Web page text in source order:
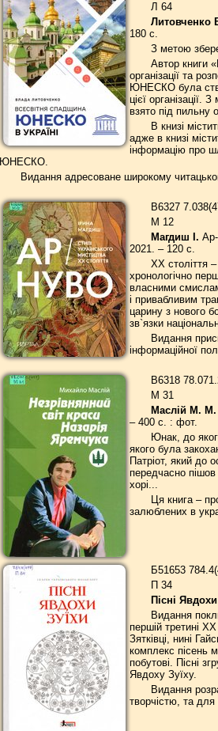
Л 64
Литовченко
180 с.
З метою
Автор книги
організації та
ЮНЕСКО була
цієї
взято під
В книзі
адже в книзі
інформацію про
ЮНЕСКО.
Видання адресоване широкому
В6327
М 12
Магдиш І.
2021. – 120 с.
ХХ століття
хронологічно
власними
і привабливим
царину з нового
зв`язки
Видання
інформаційної
В6318
М 31
Маслій М. М.
– 400 с. : фот.
Юнак, до
якого була
Патріот, який до
передчасно
хорі...
Ця книга –
залюблених в
Б51653
П 34
Пісні
Видання
першій третині
Зятківці, нині
комплекс пісень
побутові. Пісні
Явдоху Зуїху.
Видання
творчістю, та для